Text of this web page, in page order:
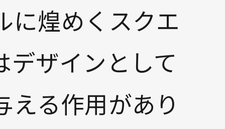
に煌めくスクエ
ザインとして
る作用があり